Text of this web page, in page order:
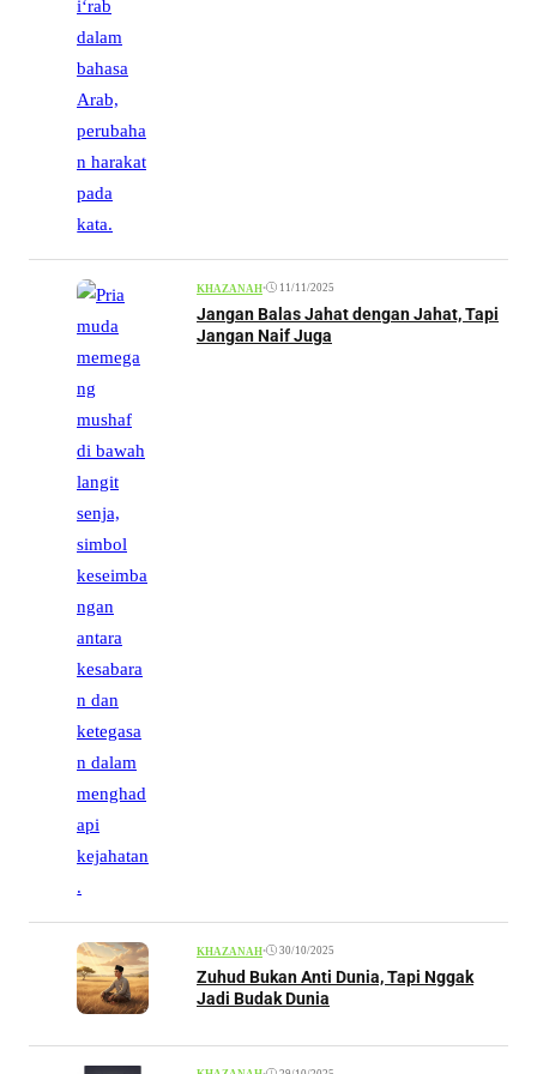
KHAZANAH• 11/11/2025
Jangan Balas Jahat dengan Jahat, Tapi
Jangan Naif Juga
KHAZANAH• 30/10/2025
Zuhud Bukan Anti Dunia, Tapi Nggak
Jadi Budak Dunia